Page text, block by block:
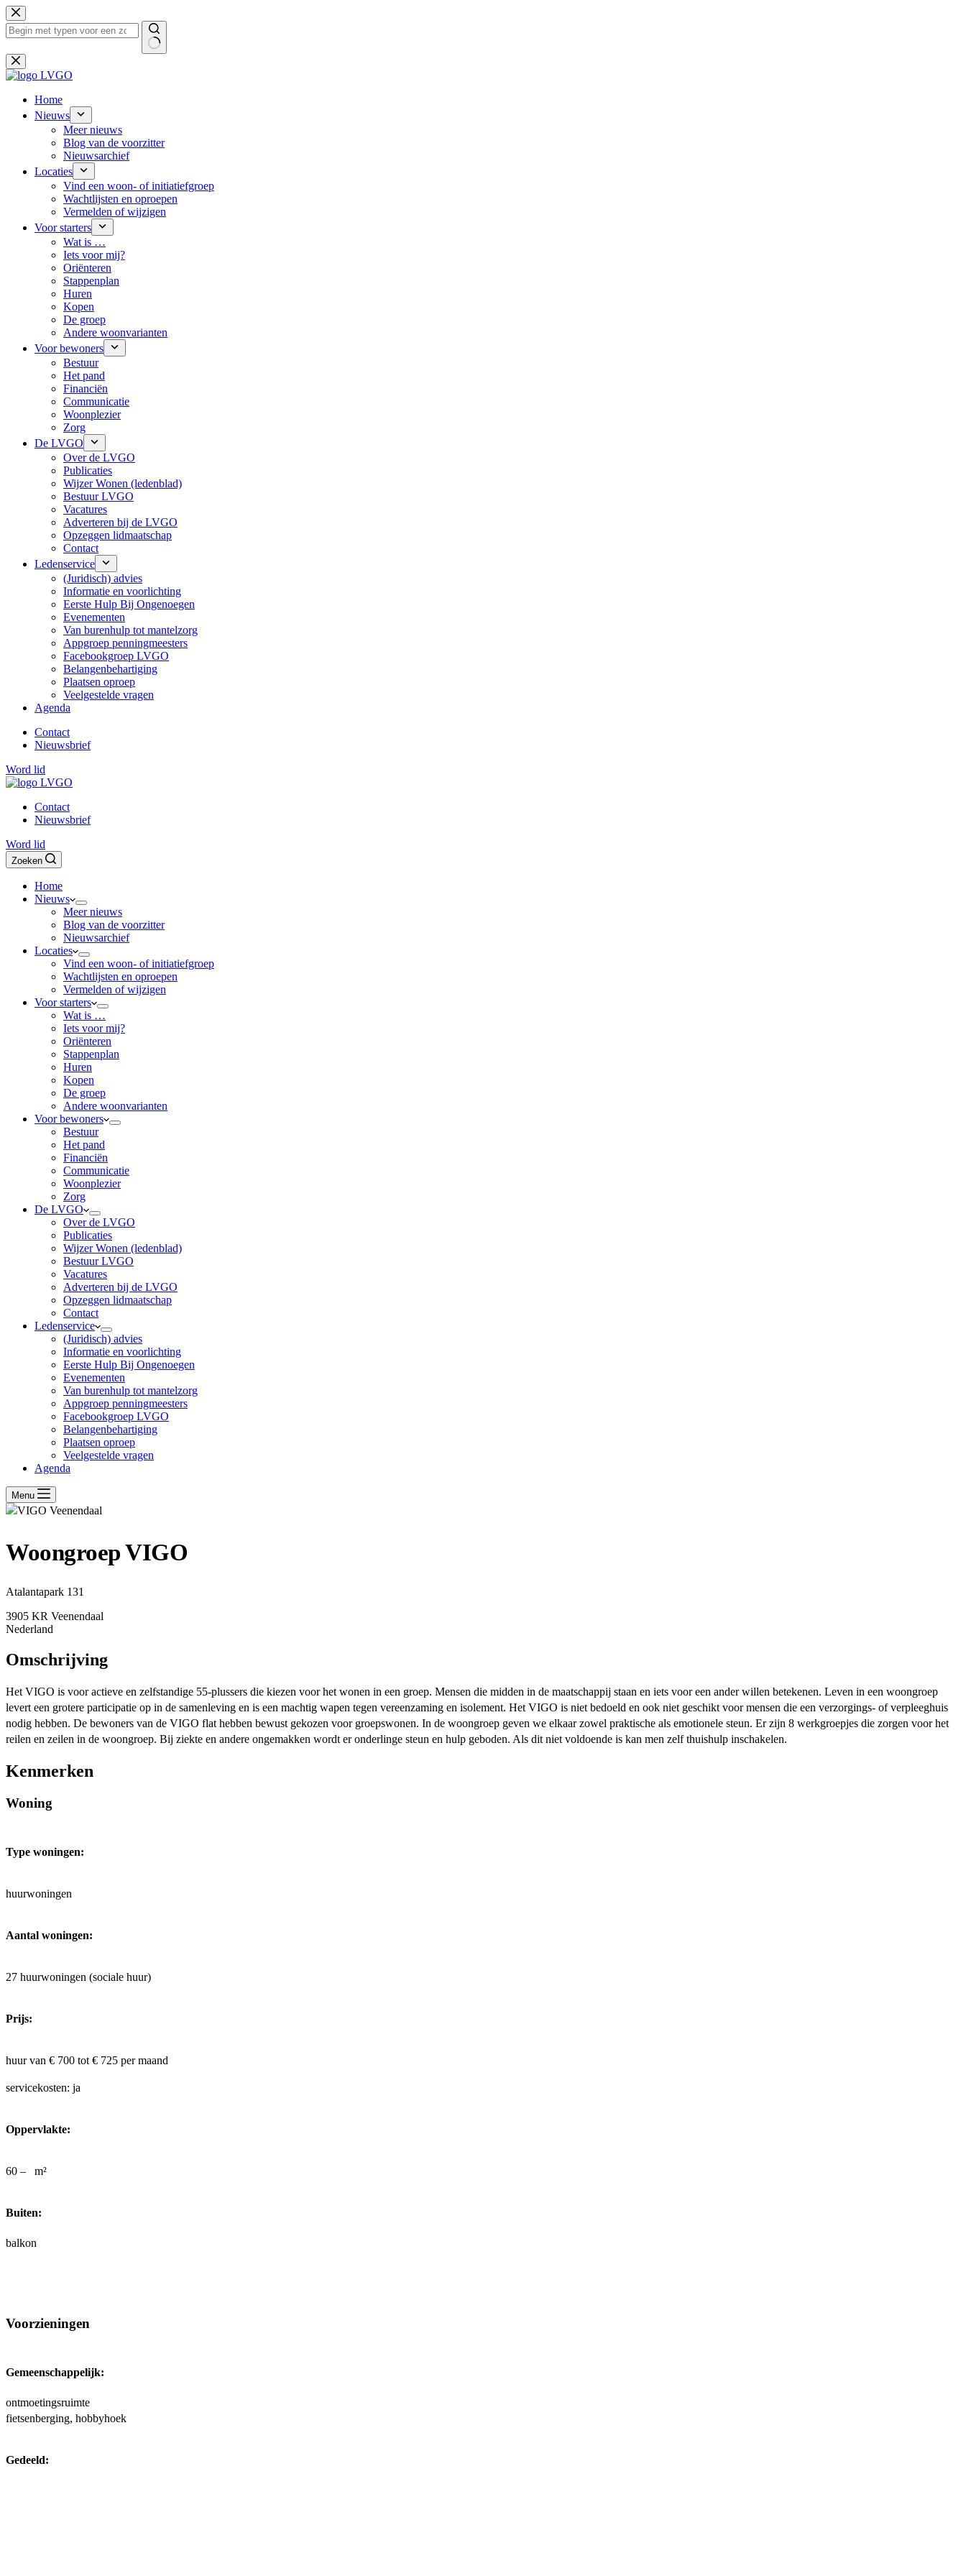
Ga
naar
de
Geen
resultaten
Home
Nieuws
Meer nieuws
Blog van de voorzitter
Nieuwsarchief
Locaties
Vind een woon- of initiatiefgroep
Wachtlijsten en oproepen
Vermelden of wijzigen
Voor starters
Wat is …
Iets voor mij?
Oriënteren
Stappenplan
Huren
Kopen
De groep
Andere woonvarianten
Voor bewoners
Bestuur
Het pand
Financiën
Communicatie
Woonplezier
Zorg
De LVGO
Over de LVGO
Publicaties
Wijzer Wonen (ledenblad)
Bestuur LVGO
Vacatures
Adverteren bij de LVGO
Opzeggen lidmaatschap
Contact
Ledenservice
(Juridisch) advies
Informatie en voorlichting
Eerste Hulp Bij Ongenoegen
Evenementen
Van burenhulp tot mantelzorg
Appgroep penningmeesters
Facebookgroep LVGO
Belangenbehartiging
Plaatsen oproep
Veelgestelde vragen
Agenda
Contact
Nieuwsbrief
Word lid
Contact
Nieuwsbrief
Word lid
Zoeken
Home
Nieuws
Meer nieuws
Blog van de voorzitter
Nieuwsarchief
Locaties
Vind een woon- of initiatiefgroep
Wachtlijsten en oproepen
Vermelden of wijzigen
Voor starters
Wat is …
Iets voor mij?
Oriënteren
Stappenplan
Huren
Kopen
De groep
Andere woonvarianten
Voor bewoners
Bestuur
Het pand
Financiën
Communicatie
Woonplezier
Zorg
De LVGO
Over de LVGO
Publicaties
Wijzer Wonen (ledenblad)
Bestuur LVGO
Vacatures
Adverteren bij de LVGO
Opzeggen lidmaatschap
Contact
Ledenservice
(Juridisch) advies
Informatie en voorlichting
Eerste Hulp Bij Ongenoegen
Evenementen
Van burenhulp tot mantelzorg
Appgroep penningmeesters
Facebookgroep LVGO
Belangenbehartiging
Plaatsen oproep
Veelgestelde vragen
Agenda
Menu
Woongroep VIGO
Atalantapark 131
3905 KR Veenendaal
Nederland
Omschrijving
Het VIGO is voor actieve en zelfstandige 55-plussers die kiezen voor het wonen in een groep. Mensen die midden in de maatschappij staan en iets voor een ander willen betekenen. Leven in een woongroep
levert een grotere participatie op in de samenleving en is een machtig wapen tegen vereenzaming en isolement. Het VIGO is niet bedoeld en ook niet geschikt voor mensen die een verzorgings- of verpleeghuis
nodig hebben. De bewoners van de VIGO flat hebben bewust gekozen voor groepswonen. In de woongroep geven we elkaar zowel praktische als emotionele steun. Er zijn 8 werkgroepjes die zorgen voor het
reilen en zeilen in de woongroep. Bij ziekte en andere ongemakken wordt er onderlinge steun en hulp geboden. Als dit niet voldoende is kan men zelf thuishulp inschakelen.
Kenmerken
Woning
Type woningen:
huurwoningen
Aantal woningen:
27 huurwoningen (sociale huur)
Prijs:
huur van € 700 tot € 725 per maand
servicekosten: ja
Oppervlakte:
60 – m²
Buiten:
balkon
Voorzieningen
Gemeenschappelijk:
ontmoetingsruimte
fietsenberging, hobbyhoek
Gedeeld: